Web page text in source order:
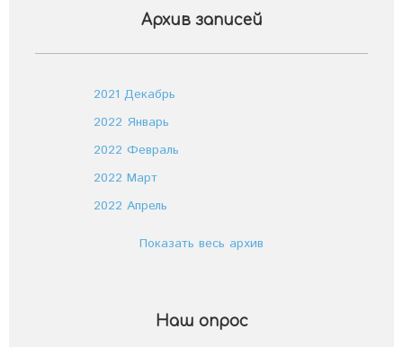
Архив записей
2021 Декабрь
2022 Январь
2022 Февраль
2022 Март
2022 Апрель
Показать весь архив
Наш опрос